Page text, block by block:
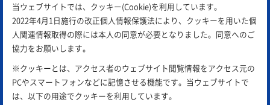
当ウェブサイトでは、クッキー(Cookie)を利用しています。
2022年4月1日施行の改正個人情報保護法により、クッキーを用いた個
人関連情報取得の際には本人の同意が必要となりました。同意へのご
協力をお願いします。
※クッキーとは、アクセス者のウェブサイト閲覧情報をアクセス元の
PCやスマートフォンなどに記憶させる機能です。当ウェブサイトで
は、以下の用途でクッキーを利用しています。